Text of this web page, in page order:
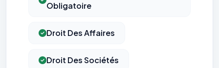
Obligatoire
Droit Des Affaires
Droit Des Sociétés